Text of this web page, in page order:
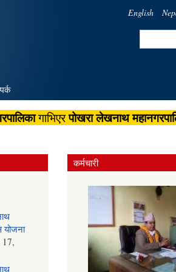
English
Search
गाभिएरपोखरा लेखनाथ
योजना
17,
कर्मचारी